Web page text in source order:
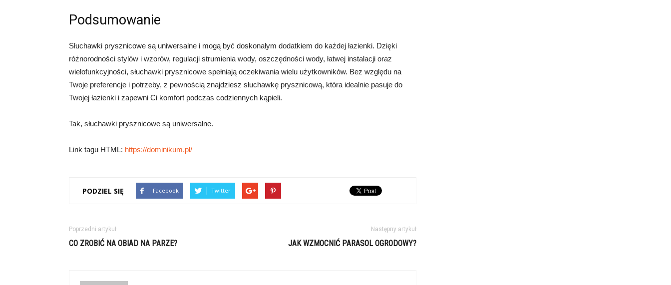
Podsumowanie
Słuchawki prysznicowe są uniwersalne i mogą być doskonałym dodatkiem do każdej łazienki. Dzięki
różnorodności stylów i wzorów, regulacji strumienia wody, oszczędności wody, łatwej instalacji oraz
wielofunkcyjności, słuchawki prysznicowe spełniają oczekiwania wielu użytkowników. Bez względu na
Twoje preferencje i potrzeby, z pewnością znajdziesz słuchawkę prysznicową, która idealnie pasuje do
Twojej łazienki i zapewni Ci komfort podczas codziennych kąpieli.
Tak, słuchawki prysznicowe są uniwersalne.
Link tagu HTML: https://dominikum.pl/
PODZIEL SIĘ Facebook Twitter
Poprzedni artykuł
CO ZROBIĆ NA OBIAD NA PARZE?
Następny artykuł
JAK WZMOCNIĆ PARASOL OGRODOWY?